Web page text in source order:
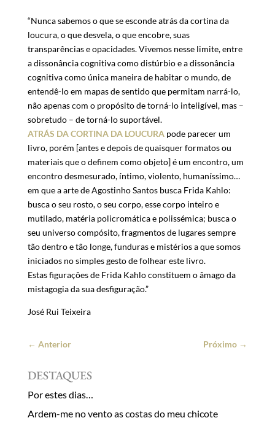
“Nunca sabemos o que se esconde atrás da cortina da
loucura, o que desvela, o que encobre, suas
transparências e opacidades. Vivemos nesse limite, entre
a dissonância cognitiva como distúrbio e a dissonância
cognitiva como única maneira de habitar o mundo, de
entendê-lo em mapas de sentido que permitam narrá-lo,
não apenas com o propósito de torná-lo inteligível, mas –
sobretudo – de torná-lo suportável.
ATRÁS DA CORTINA DA LOUCURApode parecer um
livro, porém [antes e depois de quaisquer formatos ou
materiais que o definem como objeto] é um encontro, um
encontro desmesurado, íntimo, violento, humaníssimo…
em que a arte de Agostinho Santos busca Frida Kahlo:
busca o seu rosto, o seu corpo, esse corpo inteiro e
mutilado, matéria policromática e polissémica; busca o
seu universo compósito, fragmentos de lugares sempre
tão dentro e tão longe, funduras e mistérios a que somos
iniciados no simples gesto de folhear este livro.
Estas figurações de Frida Kahlo constituem o âmago da
mistagogia da sua desfiguração.”
José Rui Teixeira
← Anterior Próximo →
DESTAQUES
Por estes dias…
Ardem-me no vento as costas do meu chicote